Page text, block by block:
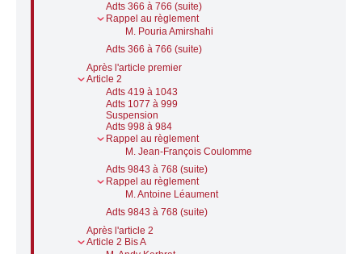
Adts 366 à 766 (suite)
Rappel au règlement
M. Pouria Amirshahi
Adts 366 à 766 (suite)
Après l'article premier
Article 2
Adts 419 à 1043
Adts 1077 à 999
Suspension
Adts 998 à 984
Rappel au règlement
M. Jean-François Coulomme
Adts 9843 à 768 (suite)
Rappel au règlement
M. Antoine Léaument
Adts 9843 à 768 (suite)
Après l'article 2
Article 2 Bis A